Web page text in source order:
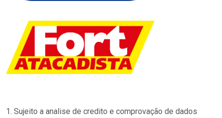
1. Sujeito a analise de credito e comprovação de dados